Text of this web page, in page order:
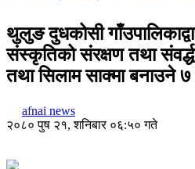
थुलुङ दुधकोसी
संस्कृतिको संरक्षण तथा
तथा सिलाम साक्मा बनाउने ७
afnai news
२०८० पुष २१, शनिबार ०६:५० गते